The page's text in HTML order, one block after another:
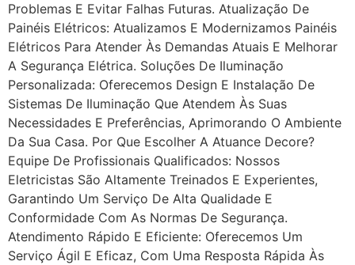
Problemas E Evitar Falhas Futuras. Atualização De
Painéis Elétricos: Atualizamos E Modernizamos Painéis
Elétricos Para Atender Às Demandas Atuais E Melhorar
A Segurança Elétrica. Soluções De Iluminação
Personalizada: Oferecemos Design E Instalação De
Sistemas De Iluminação Que Atendem Às Suas
Necessidades E Preferências, Aprimorando O Ambiente
Da Sua Casa. Por Que Escolher A Atuance Decore?
Equipe De Profissionais Qualificados: Nossos
Eletricistas São Altamente Treinados E Experientes,
Garantindo Um Serviço De Alta Qualidade E
Conformidade Com As Normas De Segurança.
Atendimento Rápido E Eficiente: Oferecemos Um
Serviço Ágil E Eficaz, Com Uma Resposta Rápida Às